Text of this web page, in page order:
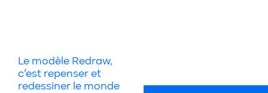
Le modèle Redraw,
c’est repenser et
redessiner le monde